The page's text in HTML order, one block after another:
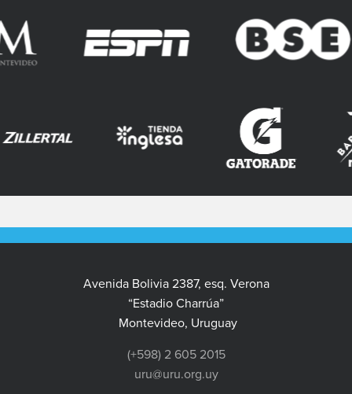
Avenida Bolivia 2387, esq. Verona
“Estadio Charrúa”
Montevideo, Uruguay
(+598) 2 605 2015
uru@uru.org.uy